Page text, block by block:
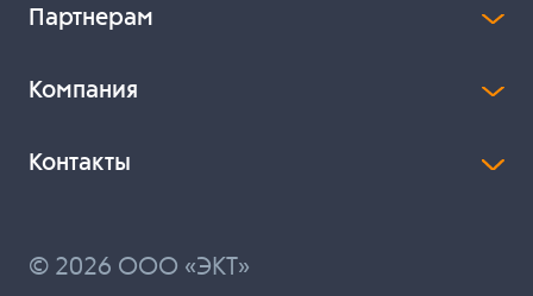
Партнерам
Компания
Контакты
© 2026 ООО «ЭКТ»